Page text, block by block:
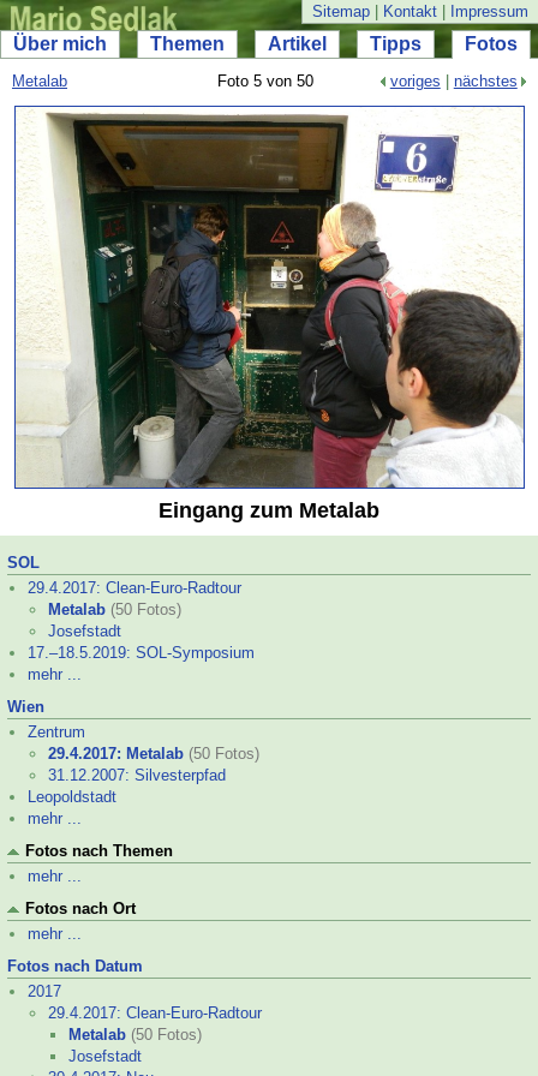
Sitemap Kontakt Impressum
Über mich Themen Artikel Tipps Fotos
Metalab Foto 5 von 50 voriges nächstes
Eingang zum Metalab
SOL
29.4.2017: Clean-Euro-Radtour
Metalab (50 Fotos)
Josef­stadt
17.–18.5.2019: SOL-Symposium
mehr ...
Wien
Zentrum
29.4.2017: Metalab (50 Fotos)
31.12.2007: Silvesterpfad
Leopoldstadt
mehr ...
Fotos nach Themen
mehr ...
Fotos nach Ort
mehr ...
Fotos nach Datum
2017
29.4.2017: Clean-Euro-Radtour
Metalab (50 Fotos)
Josef­stadt